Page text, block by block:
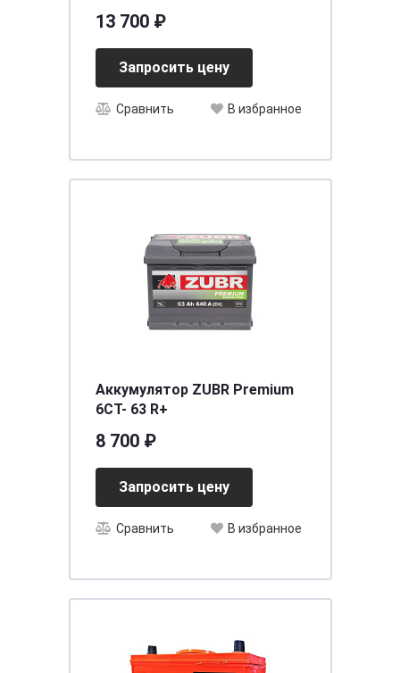
[д513ш222в218/1250]
13 700 ₽
Запросить цену
Сравнить В избранное
Аккумулятор ZUBR Premium
6CT- 63 R+
8 700 ₽
Запросить цену
Сравнить В избранное